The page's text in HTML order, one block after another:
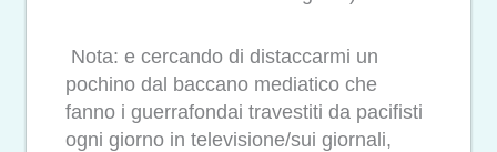
Nota: e cercando di distaccarmi un
pochino dal baccano mediatico che
fanno i guerrafondai travestiti da pacifisti
ogni giorno in televisione/sui giornali,